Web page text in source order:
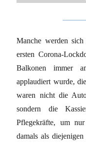
Manche werden
ersten Corona-
Balkonen immer
applaudiert wurde,
waren nicht die
sondern die
Pflegekräfte, um
damals als